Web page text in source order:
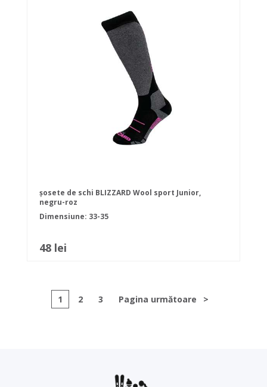
șosete de schi BLIZZARD Wool sport Junior,
negru-roz
Dimensiune: 33-35
48 lei
1 2 3 Pagina următoare >